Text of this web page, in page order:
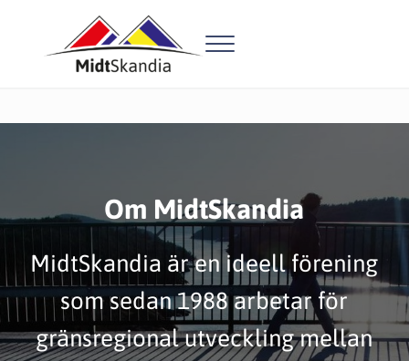
Menu
Om MidtSkandia
MidtSkandia är en ideell förening
som sedan 1988 arbetar för
gränsregional utveckling mellan